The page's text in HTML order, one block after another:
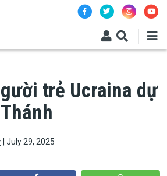
trẻ Ucraina dự
| July 29, 2025